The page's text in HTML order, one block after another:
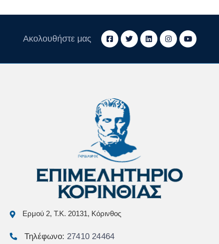
Ακολουθήστε μας
Ερμού 2, Τ.Κ. 20131, Κόρινθος
Τηλέφωνο: 27410 24464